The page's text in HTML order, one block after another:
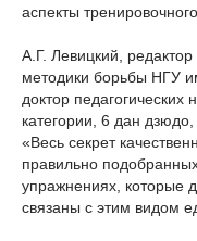
аспекты
А.Г. Левицкий,
методики борьбы НГУ
доктор
категории, 6 дан
«Весь секрет
правильно
упражнениях, которые
связаны с этим видом